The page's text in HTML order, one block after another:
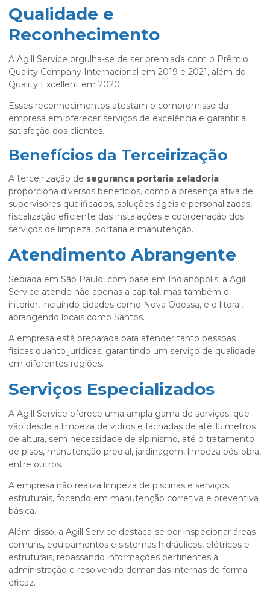
Qualidade e
Reconhecimento
A Agill Service orgulha-se de ser premiada com o Prêmio
Quality Company Internacional em 2019 e 2021, além do
Quality Excellent em 2020.
Esses reconhecimentos atestam o compromisso da
empresa em oferecer serviços de excelência e garantir a
satisfação dos clientes.
Benefícios da Terceirização
A terceirização de segurança portaria zeladoria
proporciona diversos benefícios, como a presença ativa de
supervisores qualificados, soluções ágeis e personalizadas,
fiscalização eficiente das instalações e coordenação dos
serviços de limpeza, portaria e manutenção.
Atendimento Abrangente
Sediada em São Paulo, com base em Indianópolis, a Agill
Service atende não apenas a capital, mas também o
interior, incluindo cidades como Nova Odessa, e o litoral,
abrangendo locais como Santos.
A empresa está preparada para atender tanto pessoas
físicas quanto jurídicas, garantindo um serviço de qualidade
em diferentes regiões.
Serviços Especializados
A Agill Service oferece uma ampla gama de serviços, que
vão desde a limpeza de vidros e fachadas de até 15 metros
de altura, sem necessidade de alpinismo, até o tratamento
de pisos, manutenção predial, jardinagem, limpeza pós-obra,
entre outros.
A empresa não realiza limpeza de piscinas e serviços
estruturais, focando em manutenção corretiva e preventiva
básica.
Além disso, a Agill Service destaca-se por inspecionar áreas
comuns, equipamentos e sistemas hidráulicos, elétricos e
estruturais, repassando informações pertinentes à
administração e resolvendo demandas internas de forma
eficaz.